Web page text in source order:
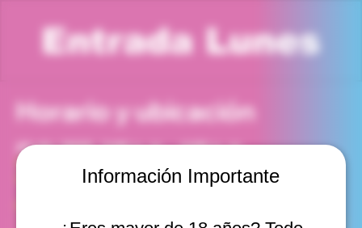
Información Importante
Entrada Lunes
Horario y ubicación
22 dic 2025, 3:00 p. m. – 4:00 p. m.
Viña del Mar, Cam. Internacional 2440, Viña del Mar,
Valparaíso, Chile